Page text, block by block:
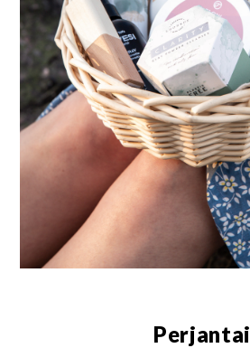
Perjantai